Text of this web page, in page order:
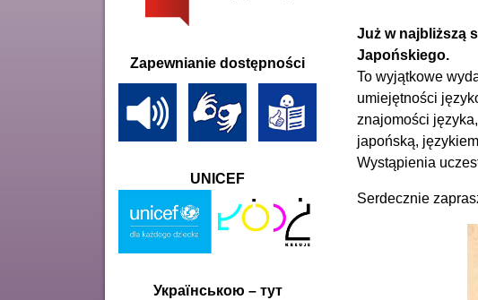
Już w najbliższą
Japońskiego.
To wyjątkowe
umiejętności
znajomości
japońską,
Wystąpienia
Serdecznie
Zapewnianie dostępności
UNICEF
Українською – тут